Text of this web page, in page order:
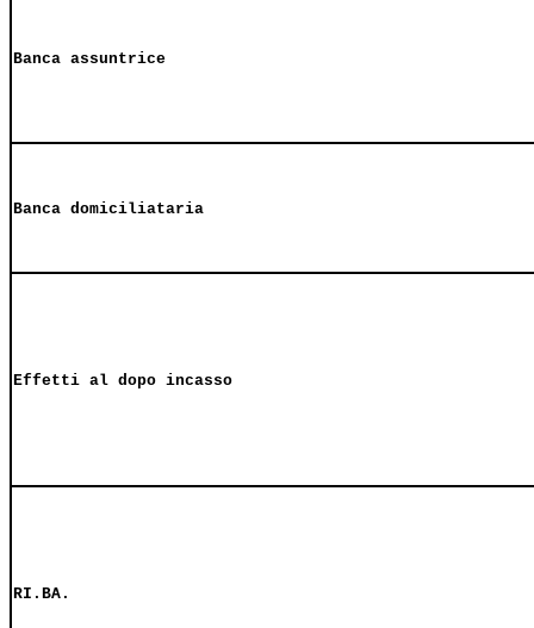
Banca assuntrice
Banca domiciliataria
Effetti al dopo incasso
RI.BA.